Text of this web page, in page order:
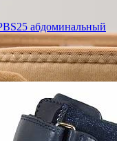
абдоминальный